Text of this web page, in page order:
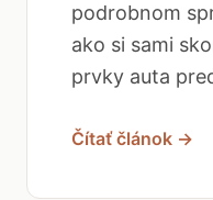
podrobnom
ako si sami
prvky auta
Čítať článok →